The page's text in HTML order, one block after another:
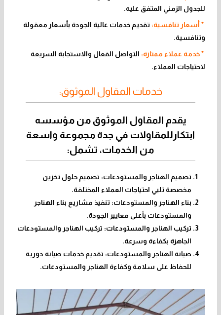
للجدول الزمني المتفق عليه.
* أسعار تنافسية: تقديم خدمات عالية الجودة بأسعار معقولة
وتنافسية.
* خدمة عملاء ممتازة: التواصل الفعال والاستجابة السريعة
لاحتياجات العملاء.
خدمات المقاول الموثوق:
يقدم المقاول الموثوق من مؤسسه
ابتكارللمقاولات في جدة مجموعة واسعة
من الخدمات، تشمل:
تصميم الهناجر والمستودعات: تصميم حلول تخزين
مخصصة تلبي احتياجات العملاء المختلفة.
بناء الهناجر والمستودعات: تنفيذ مشاريع بناء الهناجر
والمستودعات بأعلى معايير الجودة.
تركيب الهناجر والمستودعات: تركيب الهناجر والمستودعات
الجاهزة بكفاءة وسرعة.
صيانة الهناجر والمستودعات: تقديم خدمات صيانة دورية
للحفاظ على سلامة وكفاءة الهناجر والمستودعات.